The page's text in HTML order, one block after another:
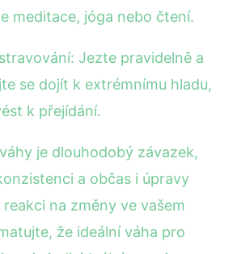
meditace, jóga nebo čtení.
Jezte pravidelně a
se dojít k extrémnímu hladu,
k přejídání.
je dlouhodobý závazek,
a občas i úpravy
na změny ve vašem
že ideální váha pro